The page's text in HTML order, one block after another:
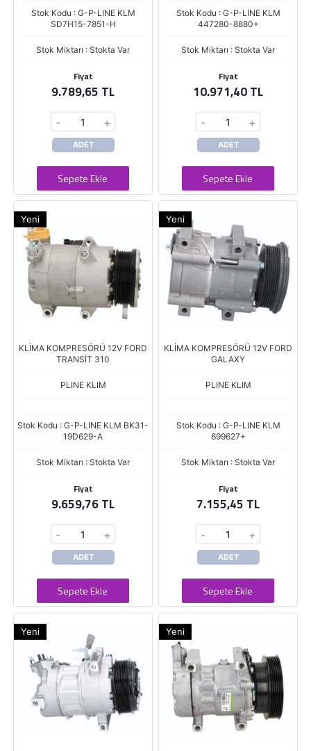
Stok Kodu : G-P-LINE KLM
SD7H15-7851-H
Stok Miktarı : Stokta Var
Fiyat
9.789,65 TL
- +
ADET
Sepete Ekle
Stok Kodu : G-P-LINE KLM
447280-8880+
Stok Miktarı : Stokta Var
Fiyat
10.971,40 TL
- +
ADET
Sepete Ekle
Yeni
KLİMA KOMPRESÖRÜ 12V FORD
TRANSİT 310
PLINE KLIM
Stok Kodu : G-P-LINE KLM BK31-
19D629-A
Stok Miktarı : Stokta Var
Fiyat
9.659,76 TL
- +
ADET
Sepete Ekle
Yeni
KLİMA KOMPRESÖRÜ 12V FORD
GALAXY
PLINE KLIM
Stok Kodu : G-P-LINE KLM
699627+
Stok Miktarı : Stokta Var
Fiyat
7.155,45 TL
- +
ADET
Sepete Ekle
Yeni Yeni